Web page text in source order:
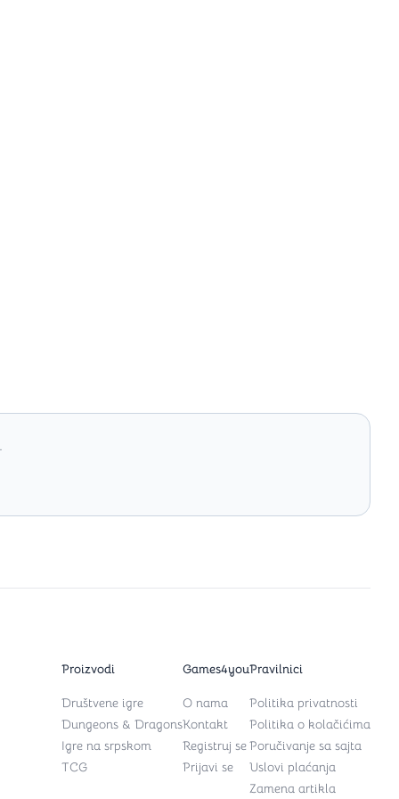
Proizvodi
Društvene igre
Dungeons & Dragons
Igre na srpskom
TCG
Games4you
O nama
Kontakt
Registruj se
Prijavi se
Pravilnici
Politika privatnosti
Politika o kolačićima
Poručivanje sa sajta
Uslovi plaćanja
Zamena artikla